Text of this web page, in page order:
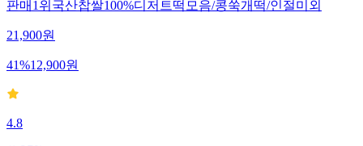
판매1위국산찹쌀100%디저트떡모음/콩쑥개떡/인절미외
21,900원
41%12,900원
4.8